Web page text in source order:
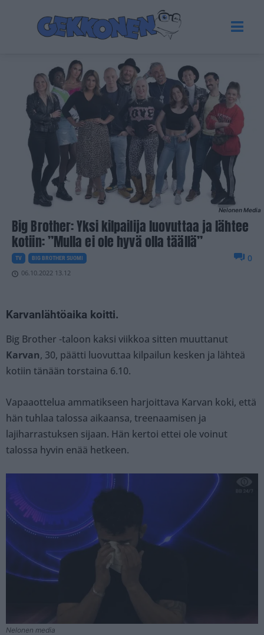
Nelonen Media
Big Brother: Yksi kilpailija luovuttaa ja lähtee
kotiin: ”Mulla ei ole hyvä olla täällä”
TV BIG BROTHER SUOMI
06.10.2022 13.12
0
Karvanlähtöaika koitti.
Big Brother -taloon kaksi viikkoa sitten muuttanut
Karvan, 30, päätti luovuttaa kilpailun kesken ja lähteä
kotiin tänään torstaina 6.10.
Vapaaottelua ammatikseen harjoittava Karvan koki, että
hän tuhlaa talossa aikaansa, treenaamisen ja
lajiharrastuksen sijaan. Hän kertoi ettei ole voinut
talossa hyvin enää hetkeen.
Nelonen media